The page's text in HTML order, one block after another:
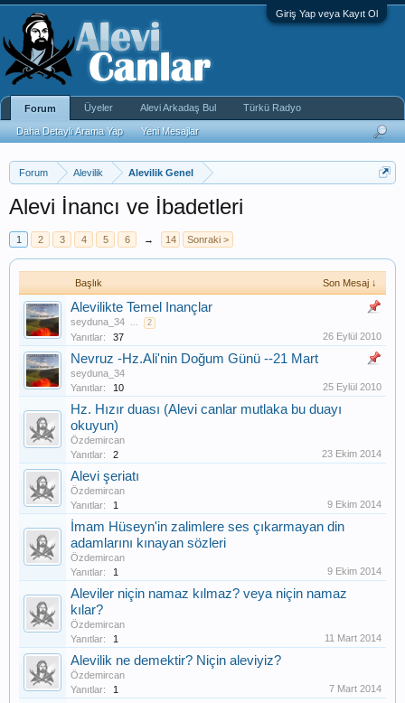
Giriş Yap veya Kayıt Ol
Forum Alevilik Alevilik Genel
Alevi İnancı ve İbadetleri
1 2 3 4 5 6 → 14 Sonraki >
Başlık Son Mesaj ↓
Alevilikte Temel Inançlar
seyduna_34 ... 2
Yanıtlar: 37 26 Eylül 2010
Nevruz -Hz.Ali'nin Doğum Günü --21 Mart
seyduna_34
Yanıtlar:
10 25 Eylül 2010
Hz. Hızır duası (Alevi canlar mutlaka bu duayı
okuyun)
Özdemircan
Yanıtlar:
2 23 Ekim 2014
Alevi şeriatı
Özdemircan
Yanıtlar:
1 9 Ekim 2014
İmam Hüseyn'in zalimlere ses çıkarmayan din
adamlarını kınayan sözleri
Özdemircan
Yanıtlar:
1 9 Ekim 2014
Aleviler niçin namaz kılmaz? veya niçin namaz
kılar?
Özdemircan
Yanıtlar:
1 11 Mart 2014
Alevilik ne demektir? Niçin aleviyiz?
Özdemircan
Yanıtlar:
1 7 Mart 2014
Forum
Daha Detaylı Arama Yap Yeni Mesajlar
Üyeler Alevi Arkadaş Bul Türkü Radyo